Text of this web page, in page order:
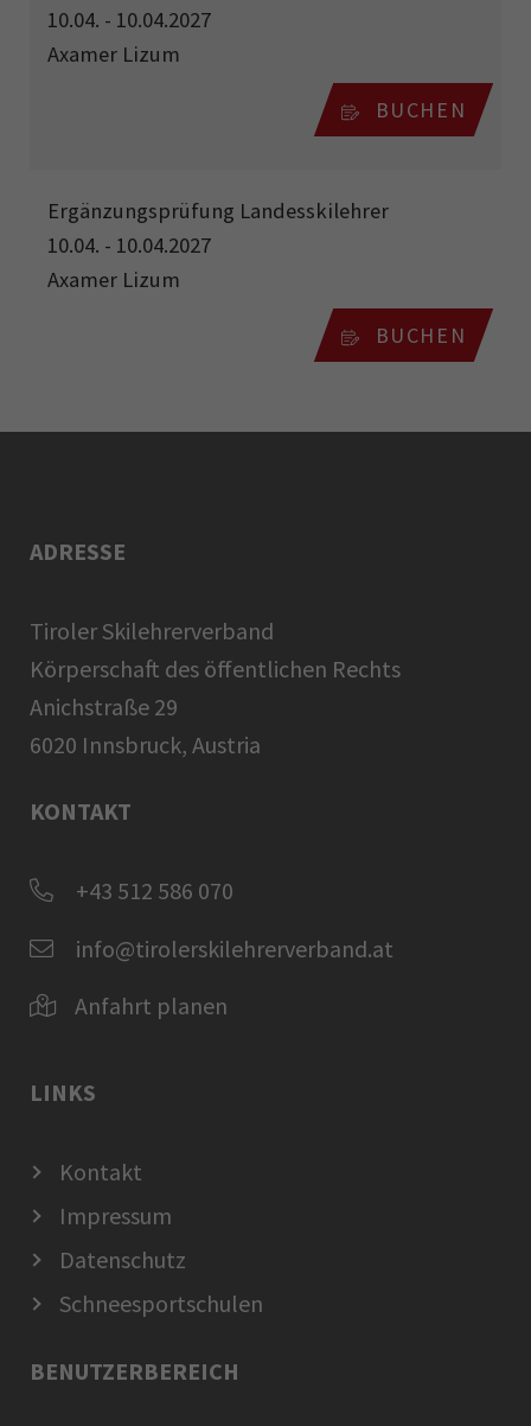
10.04. - 10.04.2027
Axamer Lizum
BUCHEN
Ergänzungsprüfung Landesskilehrer
10.04. - 10.04.2027
Axamer Lizum
BUCHEN
ADRESSE
Tiroler Skilehrerverband
Körperschaft des öffentlichen Rechts
Anichstraße 29
6020 Innsbruck, Austria
KONTAKT
+43 512 586 070
info@tirolerskilehrerverband.at
Anfahrt planen
LINKS
Kontakt
Impressum
Datenschutz
Schneesportschulen
BENUTZERBEREICH